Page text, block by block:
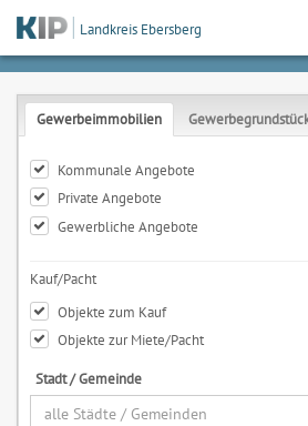
Landkreis Ebersberg
Gewerbeimmobilien
Kommunale Angebote
Private Angebote
Gewerbliche Angebote
Kauf/Pacht
Objekte zum Kauf
Objekte zur Miete/Pacht
Stadt / Gemeinde
alle Städte / Gemeinden